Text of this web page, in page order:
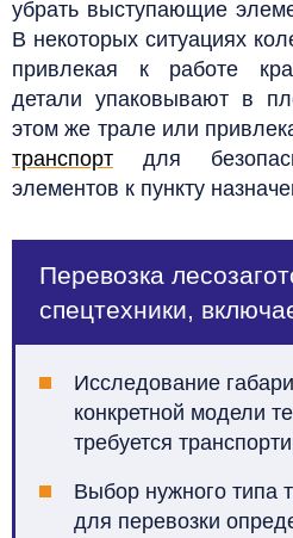
убрать выступающие
В некоторых ситуациях
привлекая к работе
детали упаковывают в
этом же трале или
транспорт для
элементов к пункту
Перевозка
спецтехники,
Исследование
конкретной модели
требуется
Выбор нужного типа
для перевозки